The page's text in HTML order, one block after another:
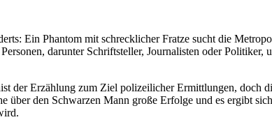
Ein Phantom mit schrecklicher Fratze sucht die
darunter Schriftsteller, Journalisten oder
der Erzählung zum Ziel polizeilicher Ermittlungen, doch
über den Schwarzen Mann große Erfolge und es ergibt